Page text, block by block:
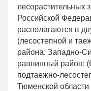
лесорастительных
Российской
располагаются в
(лесостепной и
района: Западно-
равнинный район:
подтаежно-
Тюменской